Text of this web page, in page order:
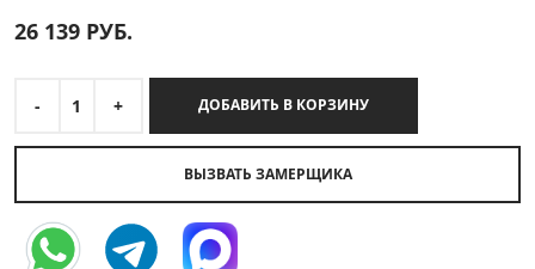
26 139 РУБ.
- 1 + ДОБАВИТЬ В КОРЗИНУ
ВЫЗВАТЬ ЗАМЕРЩИКА